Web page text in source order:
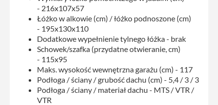
- 216x107x57
Łóżko w alkowie (cm) / łóżko podnoszone (cm)
- 195x130x110
Dodatkowe wypełnienie tylnego łóżka - brak
Schowek/szafka (przydatne otwieranie, cm)
- 115x95
Maks. wysokość wewnętrzna garażu (cm) - 117
Podłoga / ściany / grubość dachu (cm) - 5,4 / 3 / 3
Podłoga / ściany / materiał dachu - MTS / VTR /
VTR